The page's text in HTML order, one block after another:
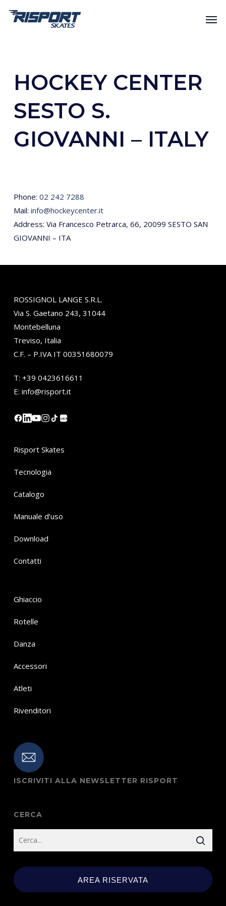
HOCKEY CENTER
SESTO S.
GIOVANNI – ITALY
Phone: 02 242 7288
Mail: info@hockeycenter.it
Address: Via Francesco Petrarca, 66, 20099 SESTO SAN
GIOVANNI – ITA
ROSSIGNOL LANGE S.R.L.
Via S. Gaetano 243, 31044
Montebelluna
Treviso, Italia
C.F. – P.IVA IT 00351680079
T: +39 0423616611
E: info@risport.it
小红书
Risport Skates
Tecnologia
Catalogo
Manuale d’uso
Download
Contatti
Ghiaccio
Rotelle
Danza
Accessori
Atleti
Rivenditori
ISCRIVITI ALLA NEWSLETTER RISPORT
CERCA
AREA RISERVATA